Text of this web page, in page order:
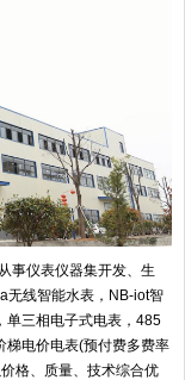
事仪表仪器集开发、生
无线智能水表，NB-iot智
单三相电子式电表，485
梯电价电表(预付费多费率
格、质量、技术综合优